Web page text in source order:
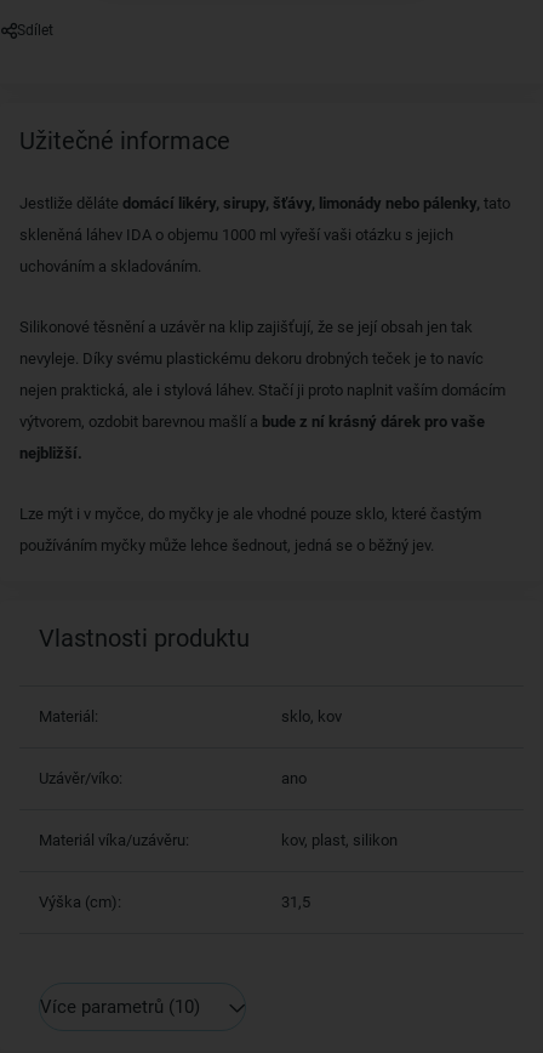
Sdílet
Užitečné informace
Jestliže děláte domácí likéry, sirupy, šťávy, limonády nebo pálenky, tato
skleněná láhev IDA o objemu 1000 ml vyřeší vaši otázku s jejich
uchováním a skladováním.
Silikonové těsnění a uzávěr na klip zajišťují, že se její obsah jen tak
nevyleje. Díky svému plastickému dekoru drobných teček je to navíc
nejen praktická, ale i stylová láhev. Stačí ji proto naplnit vaším domácím
výtvorem, ozdobit barevnou mašlí a bude z ní krásný dárek pro vaše
nejbližší.
Lze mýt i v myčce, do myčky je ale vhodné pouze sklo, které častým
používáním myčky může lehce šednout, jedná se o běžný jev.
Vlastnosti produktu
Materiál: sklo, kov
Uzávěr/víko: ano
Materiál víka/uzávěru: kov, plast, silikon
Výška (cm): 31,5
Více parametrů (10)